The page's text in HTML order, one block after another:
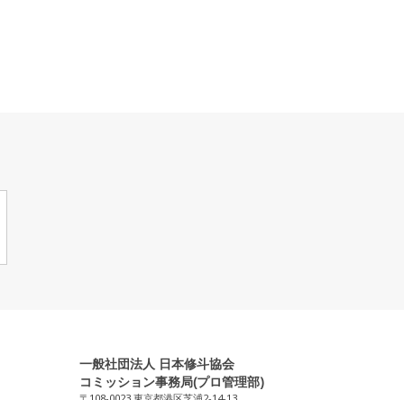
一般社団法人 日本修斗協会
コミッション事務局(プロ管理部)